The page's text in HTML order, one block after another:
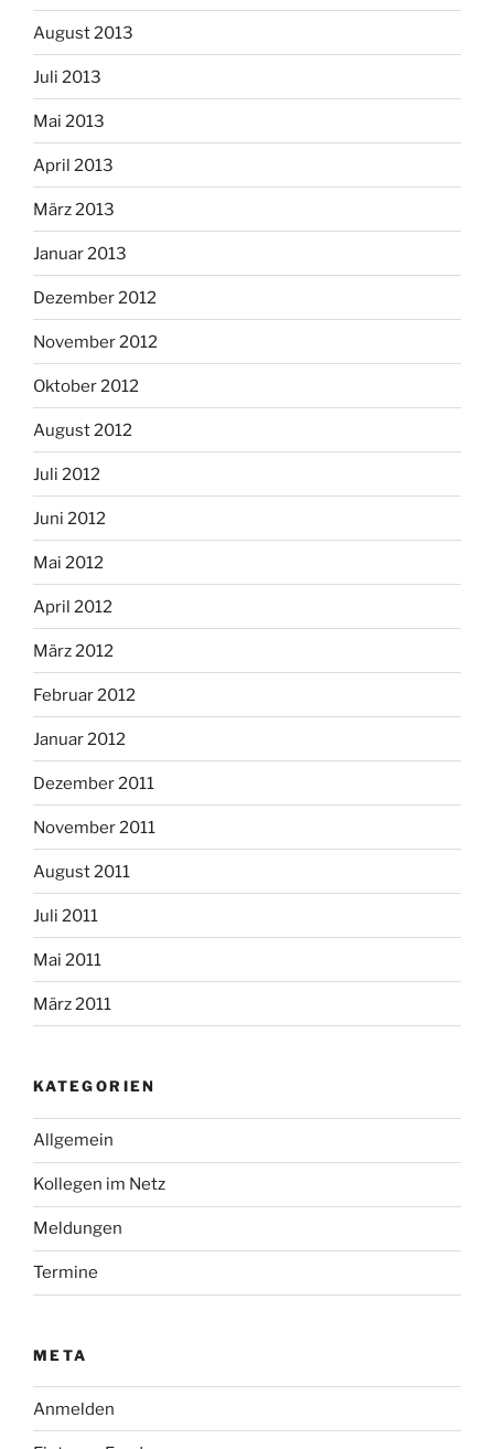
August 2013
Juli 2013
Mai 2013
April 2013
März 2013
Januar 2013
Dezember 2012
November 2012
Oktober 2012
August 2012
Juli 2012
Juni 2012
Mai 2012
April 2012
März 2012
Februar 2012
Januar 2012
Dezember 2011
November 2011
August 2011
Juli 2011
Mai 2011
März 2011
KATEGORIEN
Allgemein
Kollegen im Netz
Meldungen
Termine
META
Anmelden